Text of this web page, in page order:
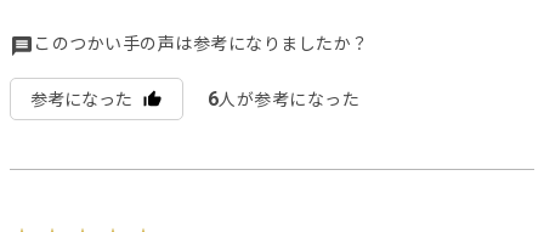
このつかい手の声は参考になりましたか？
参考になった 6人が参考になった